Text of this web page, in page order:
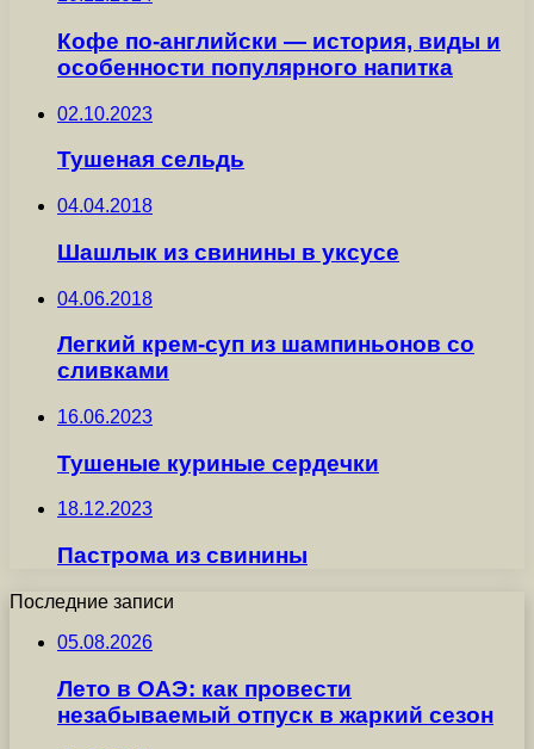
Кофе по-английски — история, виды и
особенности популярного напитка
02.10.2023
Тушеная сельдь
04.04.2018
Шашлык из свинины в уксусе
04.06.2018
Легкий крем-суп из шампиньонов со
сливками
16.06.2023
Тушеные куриные сердечки
18.12.2023
Пастрома из свинины
Последние записи
05.08.2026
Лето в ОАЭ: как провести
незабываемый отпуск в жаркий сезон